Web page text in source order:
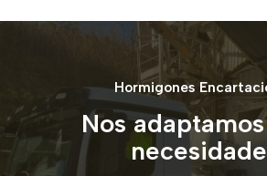
Hormigones
Nos